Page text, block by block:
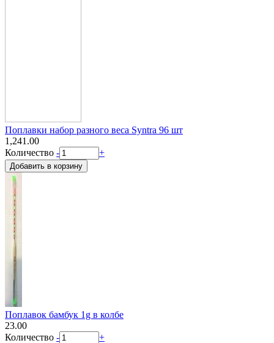
Поплавки набор разного веса Syntra 96 шт
1,241.00
Количество - +
Поплавок бамбук 1g в колбе
23.00
Количество - +